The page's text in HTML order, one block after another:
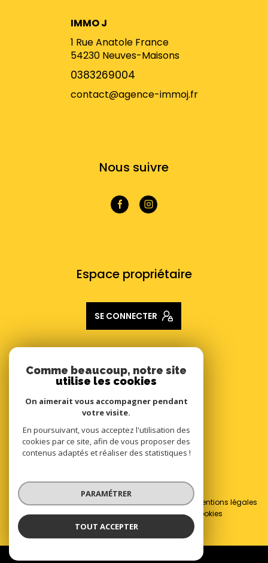
IMMO J
1 Rue Anatole France
54230 Neuves-Maisons
0383269004
contact@agence-immoj.fr
Nous suivre
Espace propriétaire
SE CONNECTER
ADHÉRENTS
Nous adhérons
© 2026 | Tous droits réservés
Nos honoraires
Nos partenaires
Mentions légales
Admin
Politique RGPD Cookies
Réalisé par :
Comme beaucoup, notre site
utilise les cookies
On aimerait vous accompagner pendant
votre visite.
En poursuivant, vous acceptez l'utilisation des
cookies par ce site, afin de vous proposer des
contenus adaptés et réaliser des statistiques !
PARAMÉTRER
TOUT ACCEPTER